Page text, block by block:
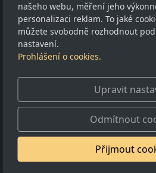
Sledujte
www.obrazy-
Běží nainPages AI
našeho webu, měření jeho
personalizaci reklam. To jaké
můžete svobodně rozhodnout
nastavení.
Prohlášení o cookies.
Upravit
Odmítnout
Přijmout